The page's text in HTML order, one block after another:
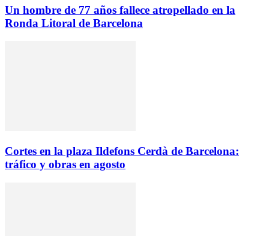
Un hombre de 77 años fallece atropellado en la
Ronda Litoral de Barcelona
Cortes en la plaza Ildefons Cerdà de Barcelona:
tráfico y obras en agosto